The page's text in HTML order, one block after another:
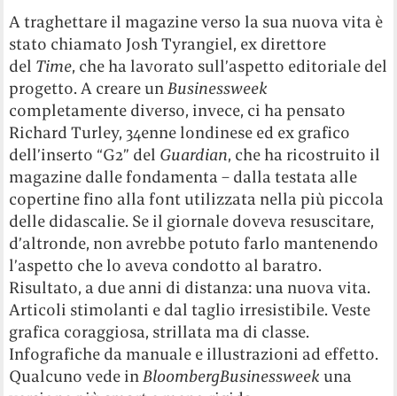
A traghettare il magazine verso la sua nuova vita è
stato chiamato Josh Tyrangiel, ex direttore
del Time, che ha lavorato sull’aspetto editoriale del
progetto. A creare unBusinessweek
completamente diverso, invece, ci ha pensato
Richard Turley, 34enne londinese ed ex grafico
dell’inserto “G2” del Guardian, che ha ricostruito il
magazine dalle fondamenta – dalla testata alle
copertine fino alla font utilizzata nella più piccola
delle didascalie. Se il giornale doveva resuscitare,
d’altronde, non avrebbe potuto farlo mantenendo
l’aspetto che lo aveva condotto al baratro.
Risultato, a due anni di distanza: una nuova vita.
Articoli stimolanti e dal taglio irresistibile. Veste
grafica coraggiosa, strillata ma di classe.
Infografiche da manuale e illustrazioni ad effetto.
Qualcuno vede inBloombergBusinessweek una